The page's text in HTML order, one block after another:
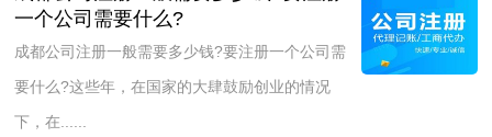
一个公司需要什么?
成都公司注册一般需要多少钱?要注册一个公司需
要什么?这些年，在国家的大肆鼓励创业的情况
下，在......